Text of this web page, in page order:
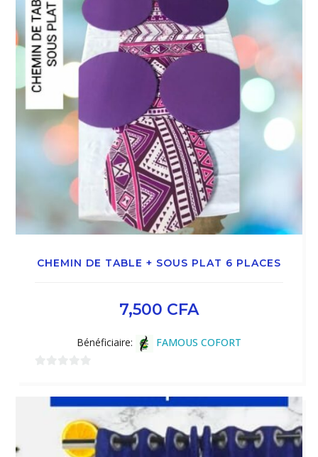
CHEMIN DE TABLE + SOUS PLAT 6 PLACES
7,500 CFA
Bénéficiaire: FAMOUS COFORT